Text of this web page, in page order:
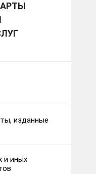
изданные
и иных